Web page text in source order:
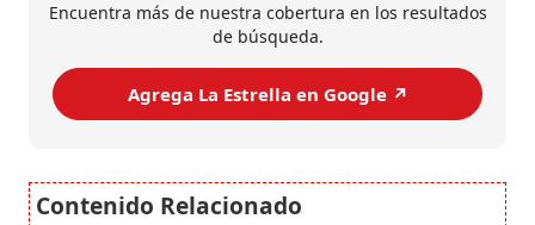
Encuentra más de nuestra cobertura en los resultados
de búsqueda.
Agrega La Estrella en Google ↗️